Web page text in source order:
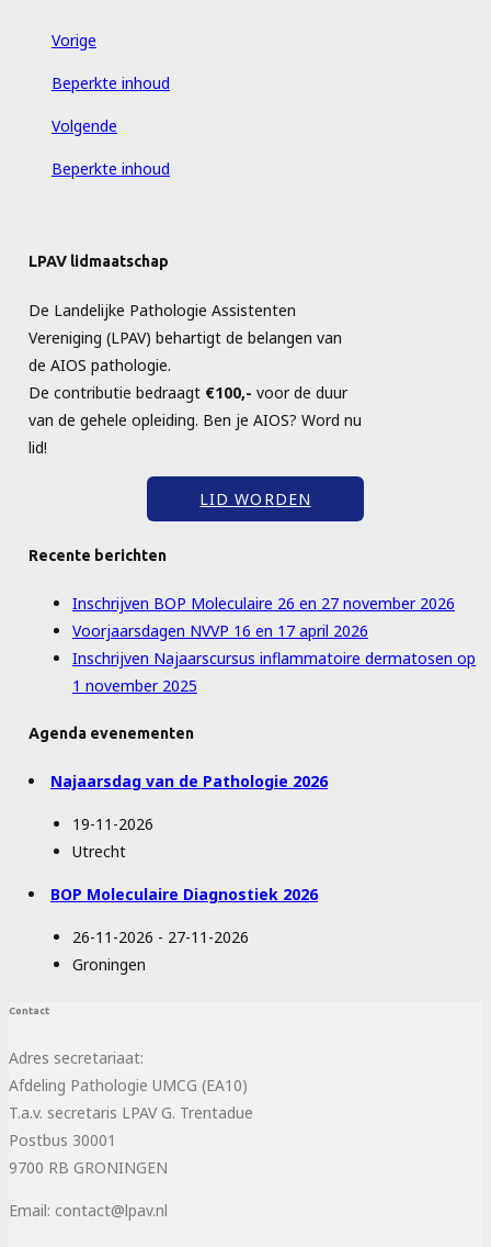
Vorige
Beperkte inhoud
Volgende
Beperkte inhoud
LPAV lidmaatschap
De Landelijke Pathologie Assistenten
Vereniging (LPAV) behartigt de belangen van
de AIOS pathologie.
De contributie bedraagt €100,- voor de duur
van de gehele opleiding. Ben je AIOS? Word nu
lid!
LID WORDEN
Recente berichten
Inschrijven BOP Moleculaire 26 en 27 november 2026
Voorjaarsdagen NVVP 16 en 17 april 2026
Inschrijven Najaarscursus inflammatoire dermatosen op
1 november 2025
Agenda evenementen
Najaarsdag van de Pathologie 2026
19-11-2026
Utrecht
BOP Moleculaire Diagnostiek 2026
26-11-2026 - 27-11-2026
Groningen
Contact
Adres secretariaat:
Afdeling Pathologie UMCG (EA10)
T.a.v. secretaris LPAV G. Trentadue
Postbus 30001
9700 RB GRONINGEN
Email: contact@lpav.nl